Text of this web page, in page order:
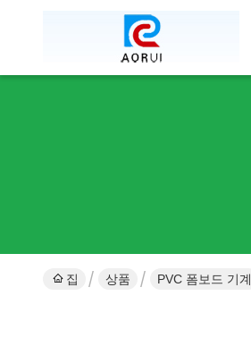
집 상품 PVC 폼보드 기계